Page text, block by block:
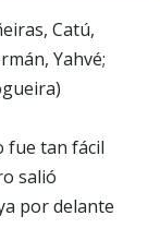
Catú,
Yahvé;
fue tan fácil
salió
por delante